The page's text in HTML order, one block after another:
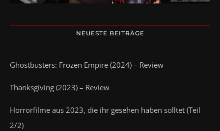
NEUESTE BEITRÄGE
Ghostbusters: Frozen Empire (2024) – Review
Thanksgiving (2023) – Review
Horrorfilme aus 2023, die ihr gesehen haben solltet (Teil
2/2)